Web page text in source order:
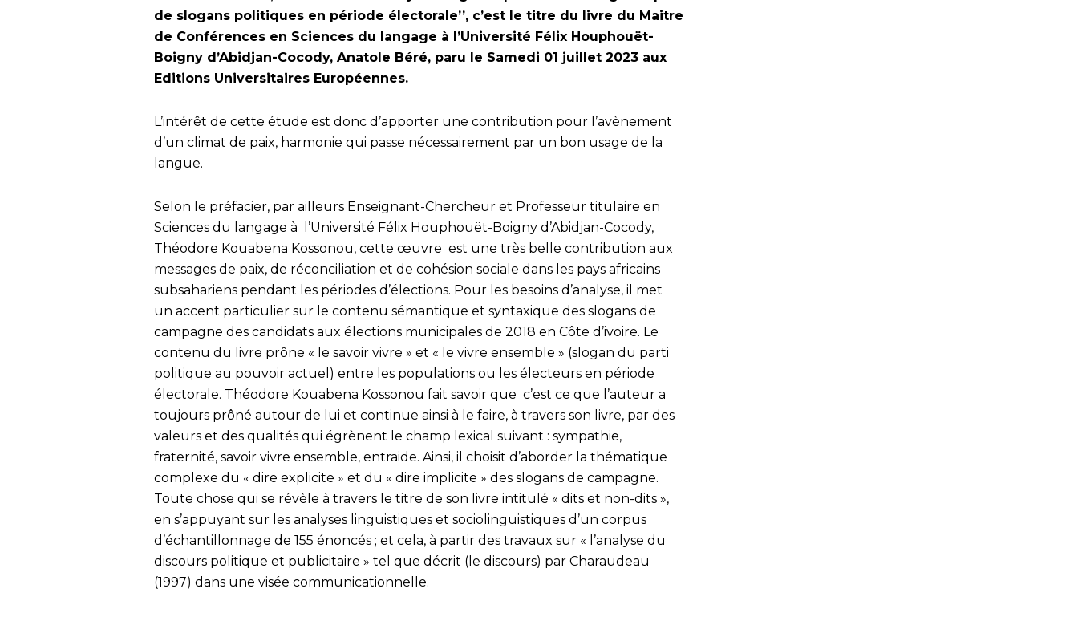
de slogans politiques en période électorale’’, c’est le titre du livre du Maitre
de Conférences en Sciences du langage à l’Université Félix Houphouët-
Boigny d’Abidjan-Cocody, Anatole Béré, paru le Samedi 01 juillet 2023 aux
Editions Universitaires Européennes.
L’intérêt de cette étude est donc d’apporter une contribution pour l’avènement
d’un climat de paix, harmonie qui passe nécessairement par un bon usage de la
langue.
Selon le préfacier, par ailleurs Enseignant-Chercheur et Professeur titulaire en
Sciences du langage à l’Université Félix Houphouët-Boigny d’Abidjan-Cocody,
Théodore Kouabena Kossonou, cette œuvre est une très belle contribution aux
messages de paix, de réconciliation et de cohésion sociale dans les pays africains
subsahariens pendant les périodes d’élections. Pour les besoins d’analyse, il met
un accent particulier sur le contenu sémantique et syntaxique des slogans de
campagne des candidats aux élections municipales de 2018 en Côte d’ivoire. Le
contenu du livre prône « le savoir vivre » et « le vivre ensemble » (slogan du parti
politique au pouvoir actuel) entre les populations ou les électeurs en période
électorale. Théodore Kouabena Kossonou fait savoir que c’est ce que l’auteur a
toujours prôné autour de lui et continue ainsi à le faire, à travers son livre, par des
valeurs et des qualités qui égrènent le champ lexical suivant : sympathie,
fraternité, savoir vivre ensemble, entraide. Ainsi, il choisit d’aborder la thématique
complexe du « dire explicite » et du « dire implicite » des slogans de campagne.
Toute chose qui se révèle à travers le titre de son livre intitulé « dits et non-dits »,
en s’appuyant sur les analyses linguistiques et sociolinguistiques d’un corpus
d’échantillonnage de 155 énoncés ; et cela, à partir des travaux sur « l’analyse du
discours politique et publicitaire » tel que décrit (le discours) par Charaudeau
(1997) dans une visée communicationnelle.